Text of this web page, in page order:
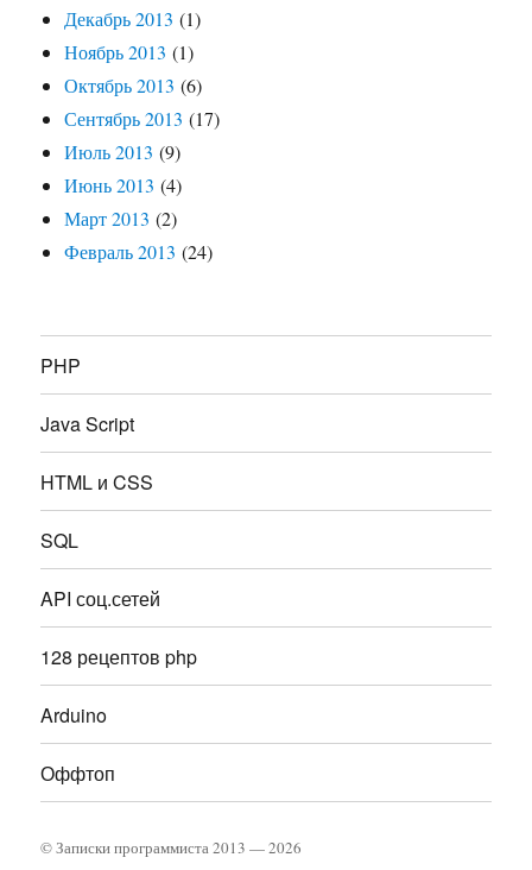
Декабрь 2013 (1)
Ноябрь 2013 (1)
Октябрь 2013 (6)
Сентябрь 2013 (17)
Июль 2013 (9)
Июнь 2013 (4)
Март 2013 (2)
Февраль 2013 (24)
PHP
Java Script
HTML и CSS
SQL
API соц.сетей
128 рецептов php
Arduino
Оффтоп
© Записки программиста2013 — 2026